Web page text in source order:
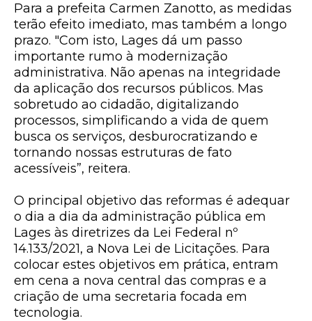
Para a prefeita Carmen Zanotto, as medidas
terão efeito imediato, mas também a longo
prazo. "Com isto, Lages dá um passo
importante rumo à modernização
administrativa. Não apenas na integridade
da aplicação dos recursos públicos. Mas
sobretudo ao cidadão, digitalizando
processos, simplificando a vida de quem
busca os serviços, desburocratizando e
tornando nossas estruturas de fato
acessíveis”, reitera.
O principal objetivo das reformas é adequar
o dia a dia da administração pública em
Lages às diretrizes da Lei Federal nº
14.133/2021, a Nova Lei de Licitações. Para
colocar estes objetivos em prática, entram
em cena a nova central das compras e a
criação de uma secretaria focada em
tecnologia.